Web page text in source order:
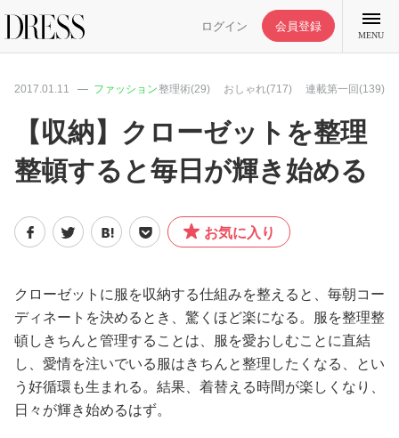
ログイン 会員登録
MENU
特集記事
DRESS部活
ファッション
恋愛/結婚/離婚
2017.01.11 ファッション整理術(29) おしゃれ(717) 連載第一回(139)
【収納】クローゼットを整理
整頓すると毎日が輝き始める
お気に入り
クローゼットに服を収納する仕組みを整えると、毎朝コー
ディネートを決めるとき、驚くほど楽になる。服を整理整
頓しきちんと管理することは、服を愛おしむことに直結
し、愛情を注いでいる服はきちんと整理したくなる、とい
う好循環も生まれる。結果、着替える時間が楽しくなり、
日々が輝き始めるはず。